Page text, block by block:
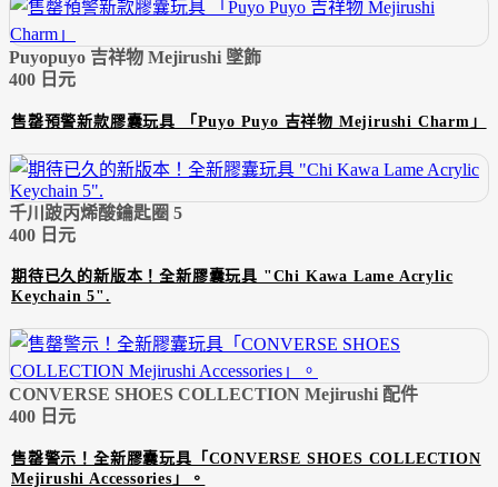
Puyopuyo 吉祥物 Mejirushi 墜飾
400 日元
售罄預警新款膠囊玩具 「Puyo Puyo 吉祥物 Mejirushi Charm」
千川跛丙烯酸鑰匙圈 5
400 日元
期待已久的新版本！全新膠囊玩具 "Chi Kawa Lame Acrylic
Keychain 5".
CONVERSE SHOES COLLECTION Mejirushi 配件
400 日元
售罄警示！全新膠囊玩具「CONVERSE SHOES COLLECTION
Mejirushi Accessories」。